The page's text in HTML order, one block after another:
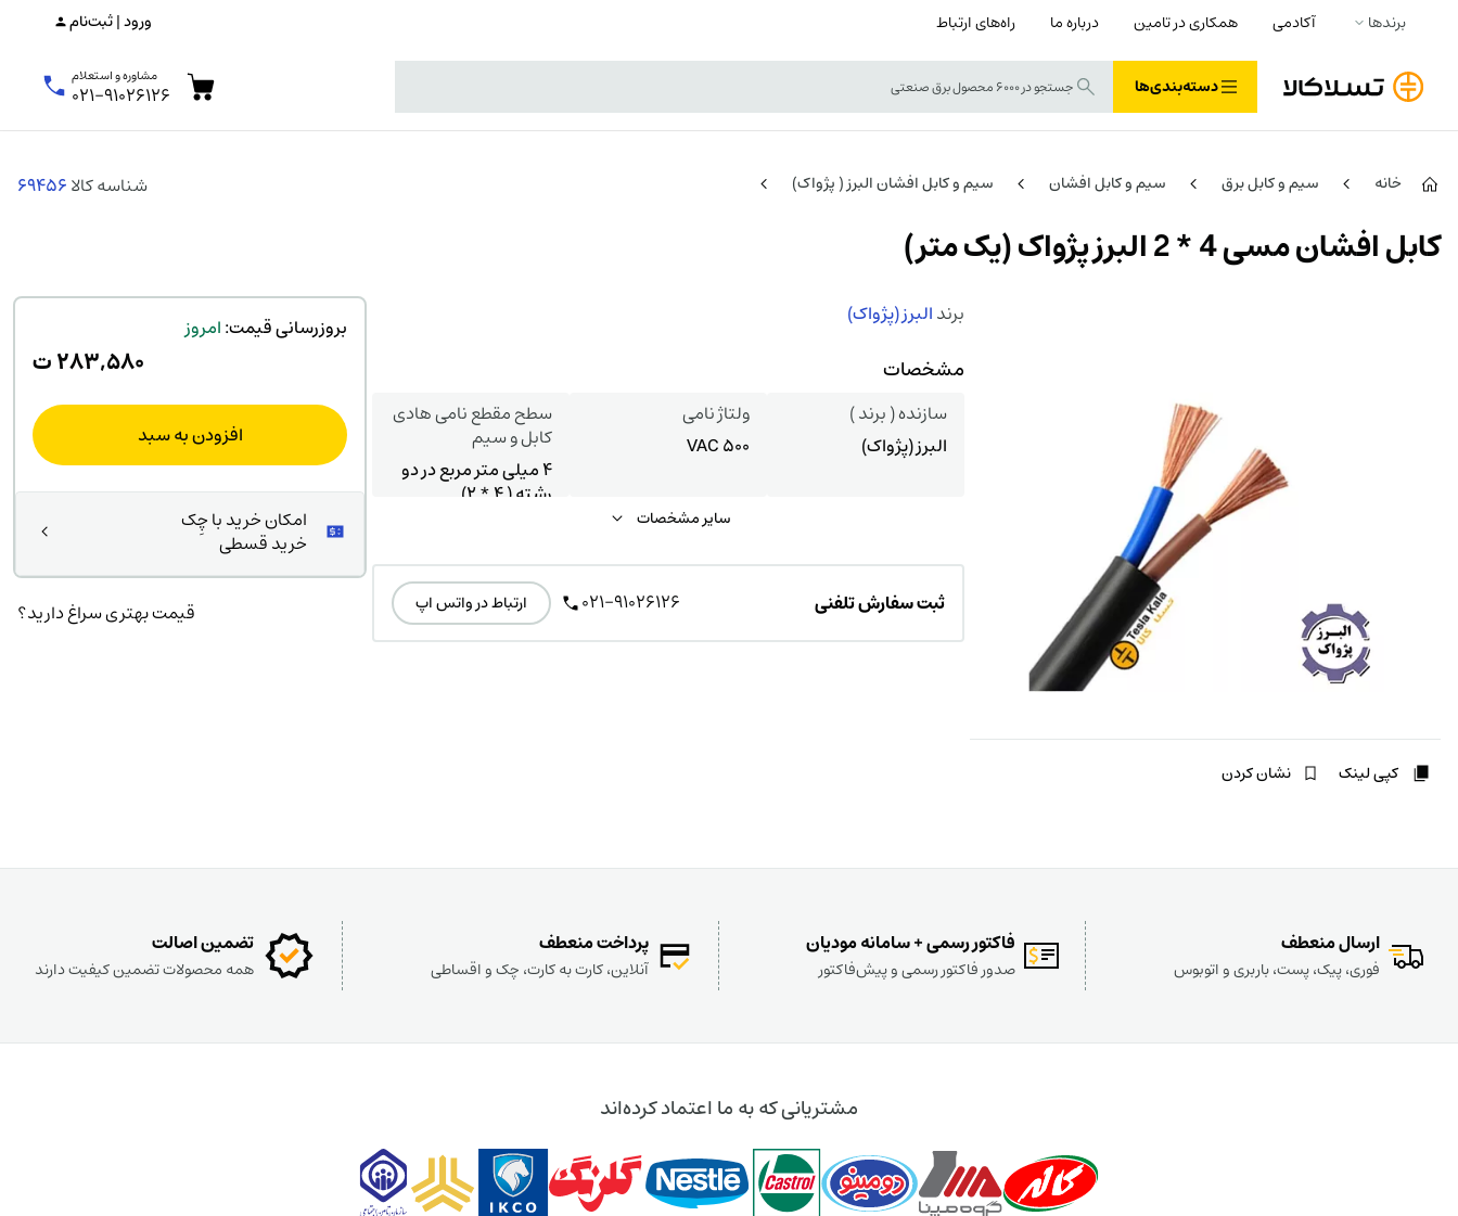
برندها آکادمی همکاری در تامین درباره ما راه‌های ارتباط ورود | ثبت‌نام
دسته‌بندی‌ها مشاوره و استعلام
۰۲۱-۹۱۰۲۶۱۲۶
خانه سیم و کابل برق سیم و کابل افشان سیم و کابل افشان البرز ( پژواک) شناسه کالا69456
کابل افشان مسی 4 * 2 البرز پژواک (یک متر)
کپی لینک نشان کردن
برندالبرز (پژواک)
مشخصات
سازنده ( برند )
البرز (پژواک)
ولتاژ نامی
500 VAC
سطح مقطع نامی هادی
کابل و سیم
4 میلی متر مربع در دو
رشته ( 4 * 2)
سایر مشخصات
ثبت سفارش تلفنی 021-91026126 ارتباط در واتس اپ
بروزرسانی قیمت:امروز
۲۸۳,۵۸۰ت
افزودن به سبد
امکان خرید با چِک
خرید قسطی
قیمت بهتری سراغ دارید؟
ارسال منعطف
فوری، پیک، پست، باربری و اتوبوس
فاکتور رسمی + سامانه مودیان
صدور فاکتور رسمی و پیش‌فاکتور
پرداخت منعطف
آنلاین، کارت به کارت، چک و اقساطی
تضمین اصالت
همه محصولات تضمین کیفیت دارند
مشتریانی که به ما اعتماد کرده‌اند